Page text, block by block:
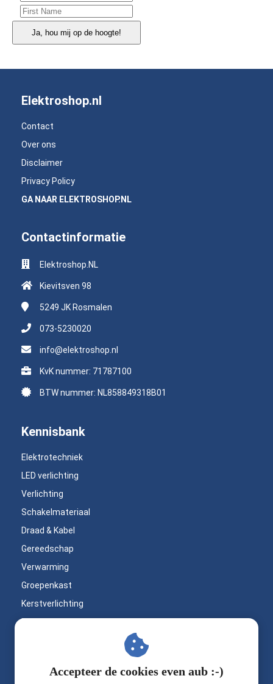
Ja, hou mij op de hoogte!
Elektroshop.nl
Contact
Over ons
Disclaimer
Privacy Policy
GA NAAR ELEKTROSHOP.NL
Contactinformatie
Elektroshop.NL
Kievitsven 98
5249 JKRosmalen
073-5230020
info@elektroshop.nl
KvK nummer: 71787100
BTW nummer: NL858849318B01
Kennisbank
Elektrotechniek
LED verlichting
Verlichting
Schakelmateriaal
Draad & Kabel
Gereedschap
Verwarming
Groepenkast
Kerstverlichting
Bouwlampen
Badkamerverlichting
Op zoek naar
Accepteer de cookies even aub :-)